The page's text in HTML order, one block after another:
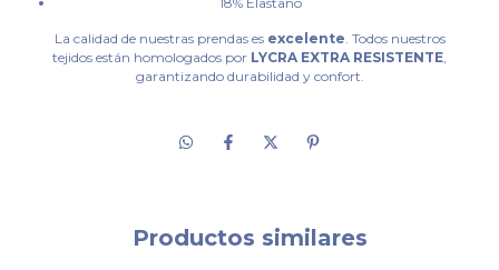
La calidad de nuestras prendas es excelente . Todos nuestros
tejidos están homologados por LYCRA EXTRA RESISTENTE
garantizando durabilidad y confort.
Productos similares